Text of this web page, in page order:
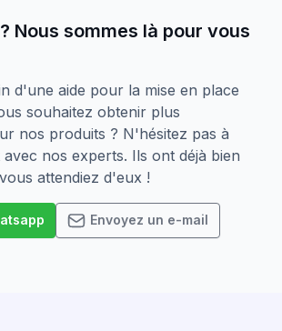
Nous sommes là pour vous
d'une aide pour la mise en place
souhaitez obtenir plus
nos produits ? N'hésitez pas à
nos experts. Ils ont déjà bien
attendiez d'eux !
Envoyez un e-mail